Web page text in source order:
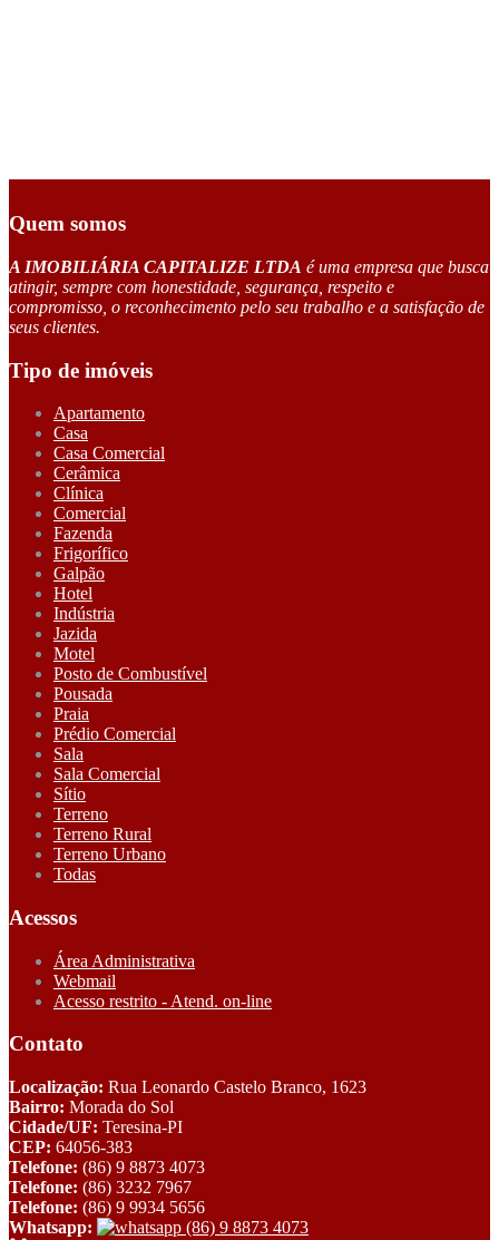
Quem somos
A IMOBILIÁRIA CAPITALIZE LTDA é uma empresa que busca
atingir, sempre com honestidade, segurança, respeito e
compromisso, o reconhecimento pelo seu trabalho e a satisfação de
seus clientes.
Tipo de imóveis
Apartamento
Casa
Casa Comercial
Cerâmica
Clínica
Comercial
Fazenda
Frigorífico
Galpão
Hotel
Indústria
Jazida
Motel
Posto de Combustível
Pousada
Praia
Prédio Comercial
Sala
Sala Comercial
Sítio
Terreno
Terreno Rural
Terreno Urbano
Todas
Acessos
Área Administrativa
Webmail
Acesso restrito - Atend. on-line
Contato
Localização: Rua Leonardo Castelo Branco, 1623
Bairro: Morada do Sol
Cidade/UF: Teresina-PI
CEP: 64056-383
Telefone: (86) 9 8873 4073
Telefone: (86) 3232 7967
Telefone: (86) 9 9934 5656
Whatsapp:
(86) 9 8873 4073